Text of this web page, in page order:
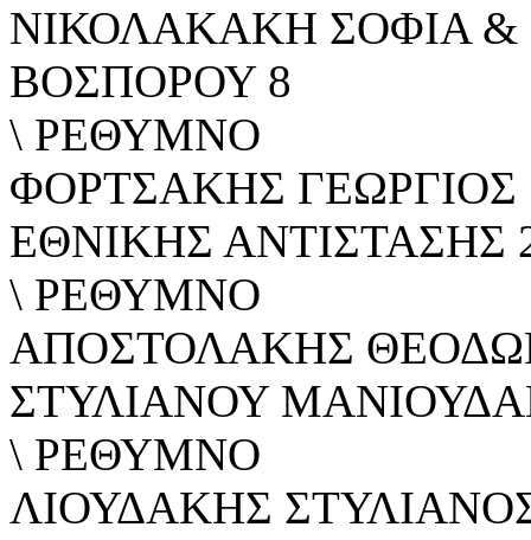
ΝΙΚΟΛΑΚΑΚΗ ΣΟΦΙΑ &
ΒΟΣΠΟΡΟΥ 8
\ ΡΕΘΥΜΝΟ
ΦΟΡΤΣΑΚΗΣ ΓΕΩΡΓΙΟΣ
ΕΘΝΙΚΗΣ ΑΝΤΙΣΤΑΣΗΣ
\ ΡΕΘΥΜΝΟ
ΑΠΟΣΤΟΛΑΚΗΣ
ΣΤΥΛΙΑΝΟΥ
\ ΡΕΘΥΜΝΟ
ΛΙΟΥΔΑΚΗΣ